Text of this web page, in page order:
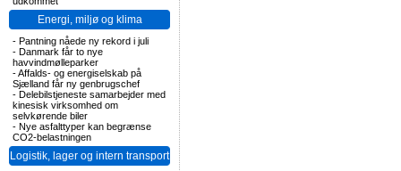
Energi, miljø og klima
- Pantning nåede ny rekord i juli
- Danmark får to nye
havvindmølleparker
-Affalds- og energiselskab på
Sjælland får ny genbrugschef
- Delebilstjeneste samarbejder med
kinesisk virksomhed om
selvkørende biler
- Nye asfalttyper kan begrænse
CO2-belastningen
Logistik, lager og intern transport